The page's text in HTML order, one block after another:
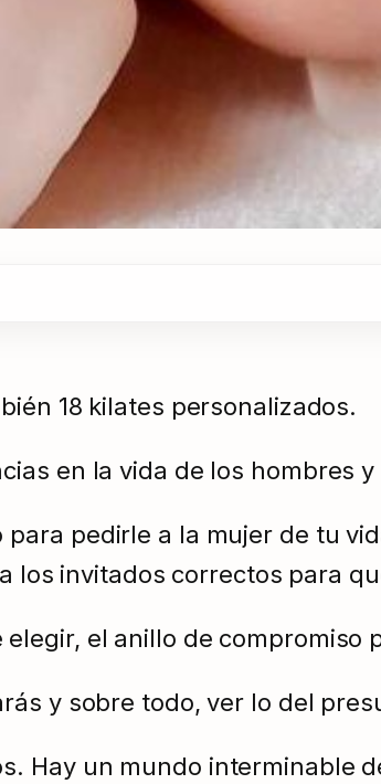
18 kilates personalizados.
en la vida de los hombres
pedirle a la mujer de tu
invitados correctos para
el anillo de compromiso
y sobre todo, ver lo del
Hay un mundo interminable